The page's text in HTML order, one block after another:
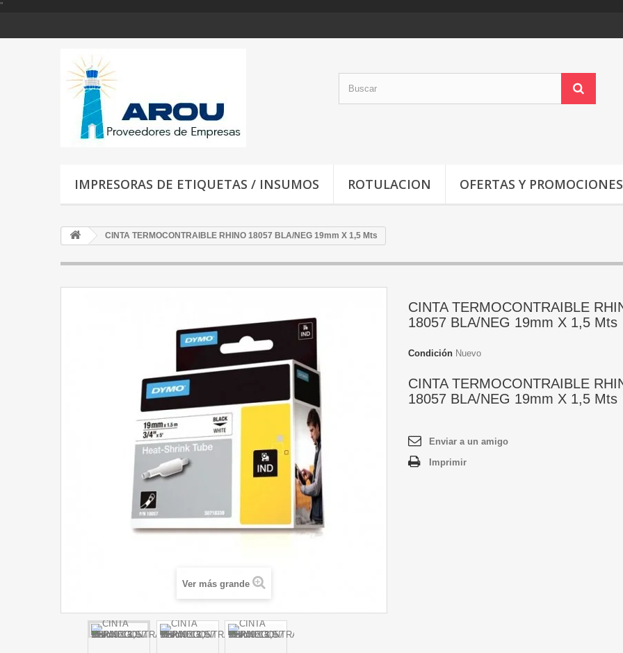
''
IMPRESORAS DE ETIQUETAS / INSUMOS ROTULACION OFERTAS Y PROMOCIONES
CINTA TERMOCONTRAIBLE RHINO 18057 BLA/NEG 19mm X 1,5 Mts
Ver más grande
CINTA TERMOCONTRAIBLE
18057 BLA/NEG 19mm X 1,5 Mts
Condición Nuevo
CINTA TERMOCONTRAIBLE
18057 BLA/NEG 19mm X 1,5 Mts
Enviar a un amigo
Imprimir